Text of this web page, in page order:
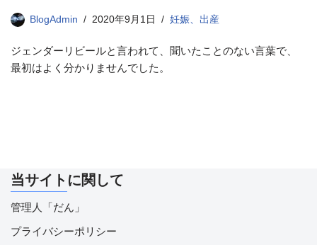
BlogAdmin 2020年9月1日 妊娠、出産
ジェンダーリビールと言われて、聞いたことのない言葉で、
最初はよく分かりませんでした。
当サイトに関して
管理人「だん」
プライバシーポリシー